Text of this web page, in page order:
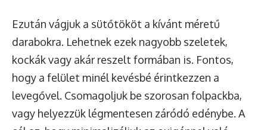
Ezután vágjuk a sütőtököt a kívánt méretű
darabokra. Lehetnek ezek nagyobb szeletek,
kockák vagy akár reszelt formában is. Fontos,
hogy a felület minél kevésbé érintkezzen a
levegővel. Csomagoljuk be szorosan folpackba,
vagy helyezzük légmentesen záródó edénybe. A